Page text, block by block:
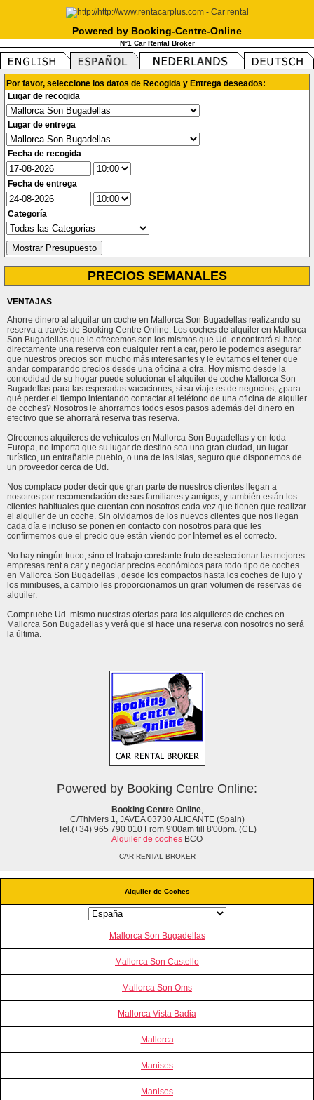
Powered by Booking-Centre-Online
N°1 Car Rental Broker
Alquiler de Coches
Mallorca Son Bugadellas
Mallorca Son Castello
Mallorca Son Oms
Mallorca Vista Badia
Mallorca
Manises
Manises
Por favor, seleccione los datos de Recogida y Entrega deseados:
Lugar de recogida
Lugar de entrega
Fecha de recogida
Fecha de entrega
Categoría
PRECIOS SEMANALES
VENTAJAS
Ahorre dinero al alquilar un coche en Mallorca Son Bugadellas realizando su
reserva a través de Booking Centre Online. Los coches de alquiler en Mallorca
Son Bugadellas que le ofrecemos son los mismos que Ud. encontrará si hace
directamente una reserva con cualquier rent a car, pero le podemos asegurar
que nuestros precios son mucho más interesantes y le evitamos el tener que
andar comparando precios desde una oficina a otra. Hoy mismo desde la
comodidad de su hogar puede solucionar el alquiler de coche Mallorca Son
Bugadellas para las esperadas vacaciones, si su viaje es de negocios, ¿para
qué perder el tiempo intentando contactar al teléfono de una oficina de alquiler
de coches? Nosotros le ahorramos todos esos pasos además del dinero en
efectivo que se ahorrará reserva tras reserva.
Ofrecemos alquileres de vehículos en Mallorca Son Bugadellas y en toda
Europa, no importa que su lugar de destino sea una gran ciudad, un lugar
turístico, un entrañable pueblo, o una de las islas, seguro que disponemos de
un proveedor cerca de Ud.
Nos complace poder decir que gran parte de nuestros clientes llegan a
nosotros por recomendación de sus familiares y amigos, y también están los
clientes habituales que cuentan con nosotros cada vez que tienen que realizar
el alquiler de un coche. Sin olvidarnos de los nuevos clientes que nos llegan
cada día e incluso se ponen en contacto con nosotros para que les
confirmemos que el precio que están viendo por Internet es el correcto.
No hay ningún truco, sino el trabajo constante fruto de seleccionar las mejores
empresas rent a car y negociar precios económicos para todo tipo de coches
en Mallorca Son Bugadellas , desde los compactos hasta los coches de lujo y
los minibuses, a cambio les proporcionamos un gran volumen de reservas de
alquiler.
Compruebe Ud. mismo nuestras ofertas para los alquileres de coches en
Mallorca Son Bugadellas y verá que si hace una reserva con nosotros no será
la última.
Powered by Booking Centre Online:
Booking Centre Online,
C/Thiviers 1, JAVEA 03730 ALICANTE (Spain)
Tel.(+34) 965 790 010 From 9'00am till 8'00pm. (CE)
Alquiler de coches BCO
CAR RENTAL BROKER